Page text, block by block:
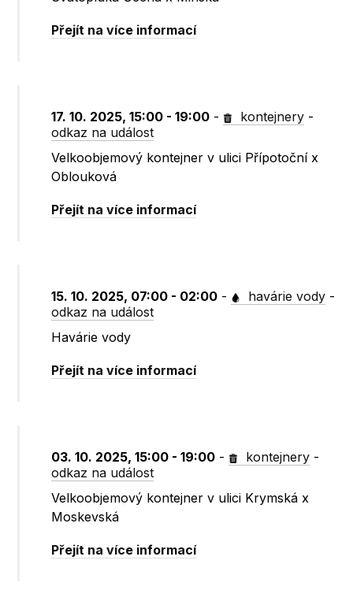
Přejít na více informací
17. 10. 2025, 15:00 - 19:00 - kontejnery -
odkaz na událost
Velkoobjemový kontejner v ulici Přípotoční x
Oblouková
Přejít na více informací
15. 10. 2025, 07:00 - 02:00 - havárie vody -
odkaz na událost
Havárie vody
Přejít na více informací
03. 10. 2025, 15:00 - 19:00 - kontejnery -
odkaz na událost
Velkoobjemový kontejner v ulici Krymská x
Moskevská
Přejít na více informací